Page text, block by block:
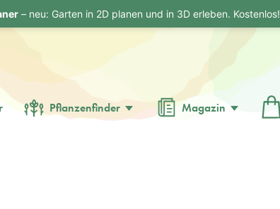
Pflanzenfinder Magazin
– neu: Garten in 2D planen und in 3D erleben. Kostenlos!